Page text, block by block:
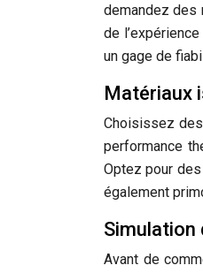
demandez des
de
un gage de
Matériaux
Choisissez
performance
Optez pour
également
Simulation
Avant de